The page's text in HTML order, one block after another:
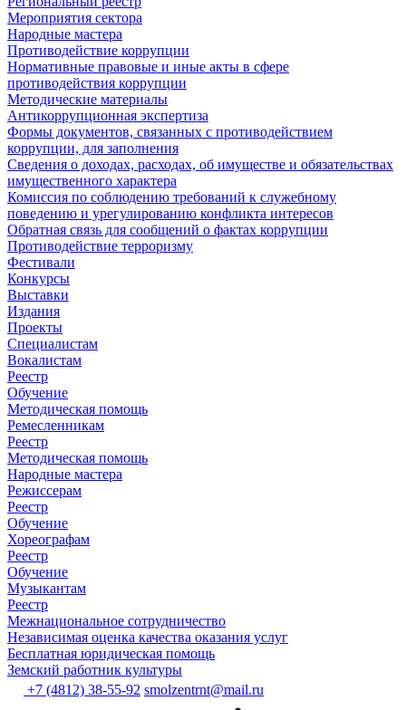
Мероприятия сектора
Народные мастера
Противодействие коррупции
Нормативные правовые и иные акты в сфере
противодействия коррупции
Методические материалы
Антикоррупционная экспертиза
Формы документов, связанных с противодействием
коррупции, для заполнения
Сведения о доходах, расходах, об имуществе и обязательствах
имущественного характера
Комиссия по соблюдению требований к служебному
поведению и урегулированию конфликта интересов
Обратная связь для сообщений о фактах коррупции
Противодействие терроризму
Фестивали
Конкурсы
Выставки
Издания
Проекты
Специалистам
Вокалистам
Реестр
Обучение
Методическая помощь
Ремесленникам
Реестр
Методическая помощь
Народные мастера
Режиссерам
Реестр
Обучение
Хореографам
Реестр
Обучение
Музыкантам
Реестр
Межнациональное сотрудничество
Независимая оценка качества оказания услуг
Бесплатная юридическая помощь
Земский работник культуры
+7 (4812) 38-55-92 smolzentrnt@mail.ru